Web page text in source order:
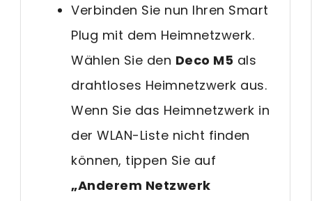
Verbinden Sie nun Ihren Smart
Plug mit dem Heimnetzwerk.
Wählen Sie den Deco M5 als
drahtloses Heimnetzwerk aus.
Wenn Sie das Heimnetzwerk in
der WLAN-Liste nicht finden
können, tippen Sie auf
„Anderem Netzwerk